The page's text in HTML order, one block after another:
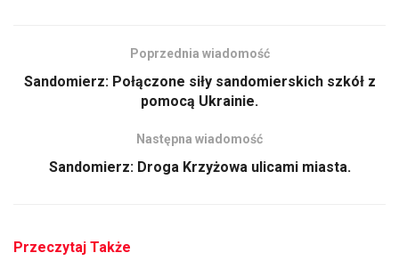
Poprzednia wiadomość
Sandomierz: Połączone siły sandomierskich szkół z
pomocą Ukrainie.
Następna wiadomość
Sandomierz: Droga Krzyżowa ulicami miasta.
Przeczytaj Także